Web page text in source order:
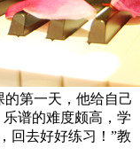
第一天，他给自己
谱的难度颇高，学
回去好好练习！”教